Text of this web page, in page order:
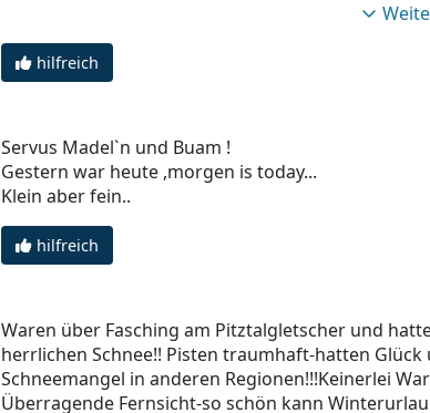
hilfreich
Servus Madel`n und Buam !
Gestern war heute ,morgen is today...
Klein aber fein..
hilfreich
Waren über Fasching am Pitztalgletscher und
herrlichen Schnee!! Pisten traumhaft-hatten
Schneemangel in anderen Regionen!!!Keinerlei
Überragende Fernsicht-so schön kann